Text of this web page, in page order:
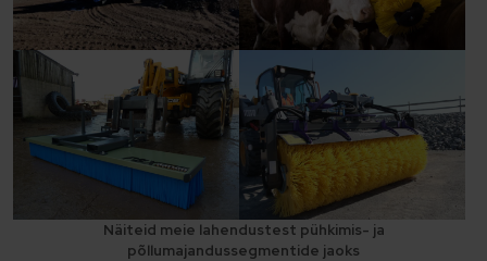
Näiteid meie lahendustest pühkimis- ja
põllumajandussegmentide jaoks